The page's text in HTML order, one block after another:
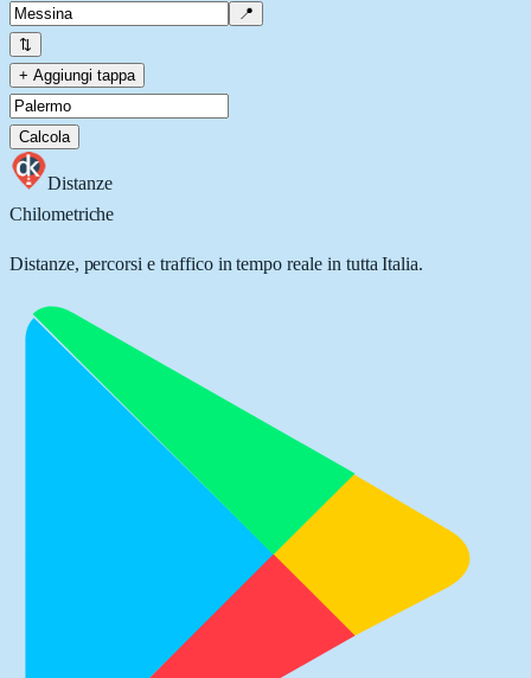
📍
⇅
+ Aggiungi tappa
Calcola
Distanze
Chilometriche
Distanze, percorsi e traffico in tempo reale in tutta Italia.